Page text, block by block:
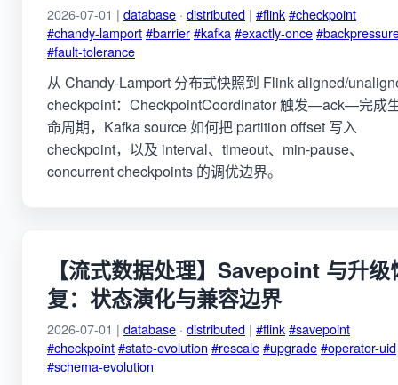
2026-07-01 | database · distributed | #flink#checkpoint
#chandy-lamport#barrier#kafka#exactly-once
#fault-tolerance
从 Chandy-Lamport 分布式快照到 Flink aligned/
checkpoint：CheckpointCoordinator 触发—ack—完成
命周期，Kafka source 如何把 partition offset 写入
checkpoint，以及 interval、timeout、min-pause、
concurrent checkpoints 的调优边界。
【流式数据处理】Savepoint 与升级
复：状态演化与兼容边界
2026-07-01 | database · distributed | #flink#savepoint
#checkpoint#state-evolution #rescale#upgrade#operator-uid
#schema-evolution